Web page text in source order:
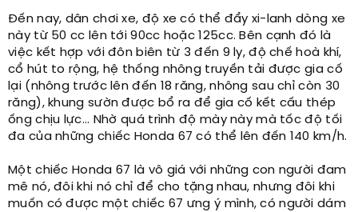
Đến nay, dân chơi xe, độ xe có thể đẩy xi-lanh dòng xe
này từ 50 cc lên tới 90cc hoặc 125cc. Bên cạnh đó là
việc kết hợp với đôn biên từ 3 đến 9 ly, độ chế hoà khí,
cổ hút to rộng, hệ thống nhông truyền tải được gia cố
lại (nhông trước lên đến 18 răng, nhông sau chỉ còn 30
răng), khung sườn được bổ ra để gia cố kết cấu thép
ống chịu lực... Nhờ quá trình độ mày này mà tốc độ tối
đa của những chiếc Honda 67 có thể lên đến 140 km/h.
Một chiếc Honda 67 là vô giá với những con người đam
mê nó, đôi khi nó chỉ để cho tặng nhau, nhưng đôi khi
muốn có được một chiếc 67 ưng ý mình, có người dám